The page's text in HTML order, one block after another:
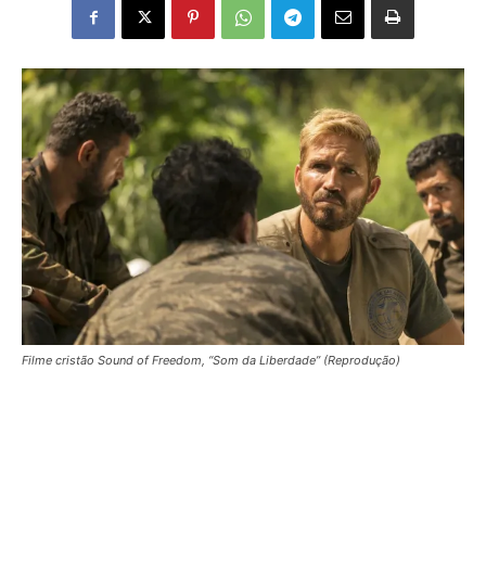
Filme cristão Sound of Freedom, “Som da Liberdade” (Reprodução)